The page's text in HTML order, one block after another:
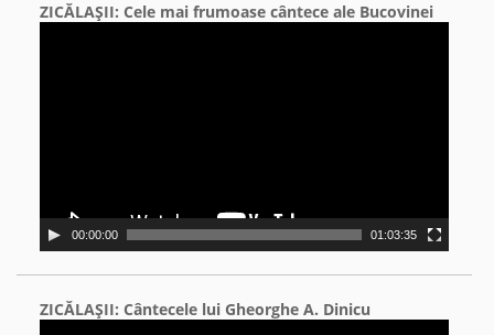
ZICĂLAŞII: Cele mai frumoase cântece ale Bucovinei
00:00:00 01:03:35
ZICĂLAŞII: Cântecele lui Gheorghe A. Dinicu